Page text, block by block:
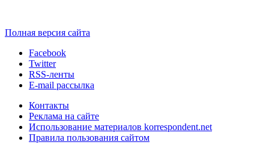
Полная версия сайта
Facebook
Twitter
RSS-ленты
E-mail рассылка
Контакты
Реклама на сайте
Использование материалов korrespondent.net
Правила пользования сайтом